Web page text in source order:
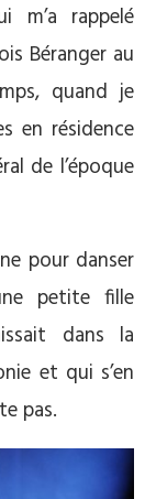
m’a rappelé
Béranger au
quand je
en résidence
de l’époque
pour danser
petite fille
dans la
et qui s’en
pas.